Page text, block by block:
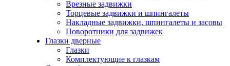
Врезные задвижки
Торцевые задвижки и шпингалеты
Накладные задвижки, шпингалеты и засовы
Поворотники для задвижек
Глазки дверные
Глазки
Комплектующие к глазкам